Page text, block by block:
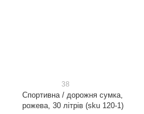
38
Спортивна / дорожня сумка,
рожева, 30 літрів (sku 120-1)